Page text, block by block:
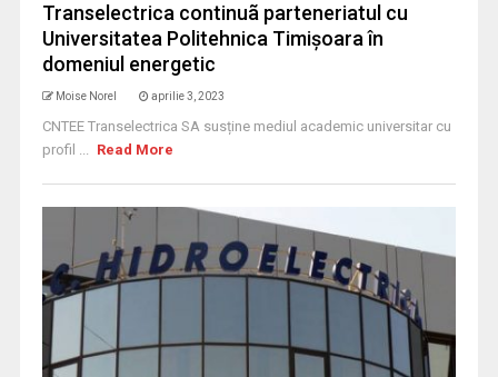
Transelectrica continuã parteneriatul cu
Universitatea Politehnica Timișoara în
domeniul energetic
Moise Norel aprilie 3, 2023
CNTEE Transelectrica SA susține mediul academic universitar cu
profil ... Read More